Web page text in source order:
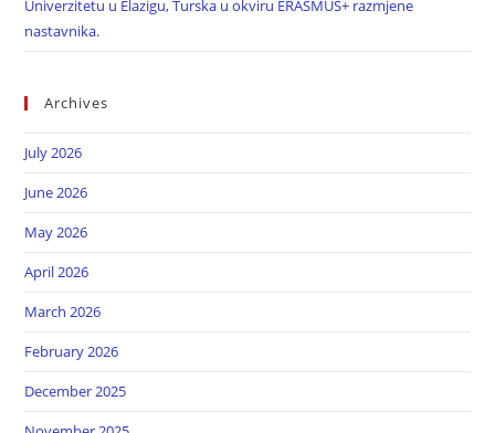
Univerzitetu u Elazigu, Turska u okviru ERASMUS+ razmjene
nastavnika.
Archives
July 2026
June 2026
May 2026
April 2026
March 2026
February 2026
December 2025